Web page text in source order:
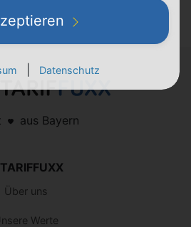
aus Bayern
TARIFFUXX
Über uns
Werte
Datenschutz